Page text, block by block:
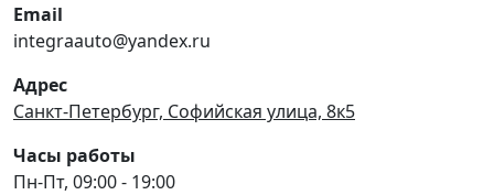
Email
integraauto@yandex.ru
Адрес
Санкт-Петербург, Софийская улица, 8к5
Часы работы
Пн-Пт, 09:00 - 19:00